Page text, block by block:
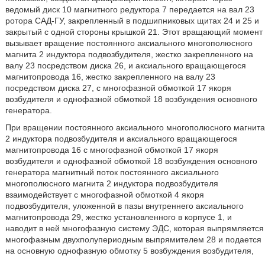
ведомый диск 10 магнитного редуктора 7 передается на вал 23
ротора САД-ГУ, закрепленный в подшипниковых щитах 24 и 25 и
закрытый с одной стороны крышкой 21. Этот вращающий момент
вызывает вращение постоянного аксиального многополюсного
магнита 2 индуктора подвозбудителя, жестко закрепленного на
валу 23 посредством диска 26, и аксиального вращающегося
магнитопровода 16, жестко закрепленного на валу 23
посредством диска 27, с многофазной обмоткой 17 якоря
возбудителя и однофазной обмоткой 18 возбуждения основного
генератора.
При вращении постоянного аксиального многополюсного магнита
2 индуктора подвозбудителя и аксиального вращающегося
магнитопровода 16 с многофазной обмоткой 17 якоря
возбудителя и однофазной обмоткой 18 возбуждения основного
генератора магнитный поток постоянного аксиального
многополюсного магнита 2 индуктора подвозбудителя
взаимодействует с многофазной обмоткой 4 якоря
подвозбудителя, уложенной в пазы внутреннего аксиального
магнитопровода 29, жестко установленного в корпусе 1, и
наводит в ней многофазную систему ЭДС, которая выпрямляется
многофазным двухполупериодным выпрямителем 28 и подается
на основную однофазную обмотку 5 возбуждения возбудителя,